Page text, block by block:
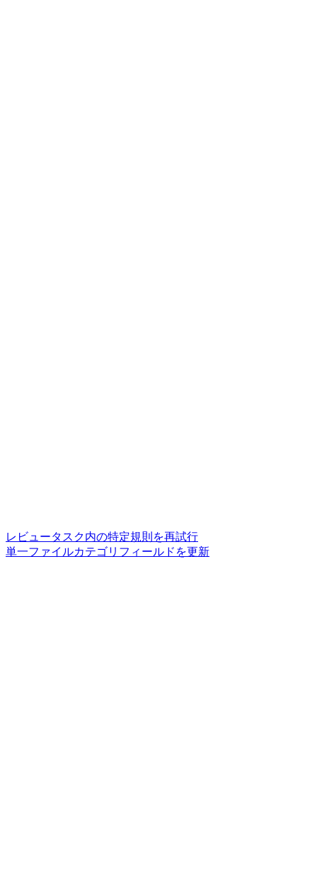
レビュータスク内の特定規則を再試行
単一ファイルカテゴリフィールドを更新